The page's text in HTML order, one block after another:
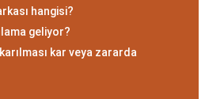
Erkeği
ve
hangisi?
geliyor?
kar veya zararda